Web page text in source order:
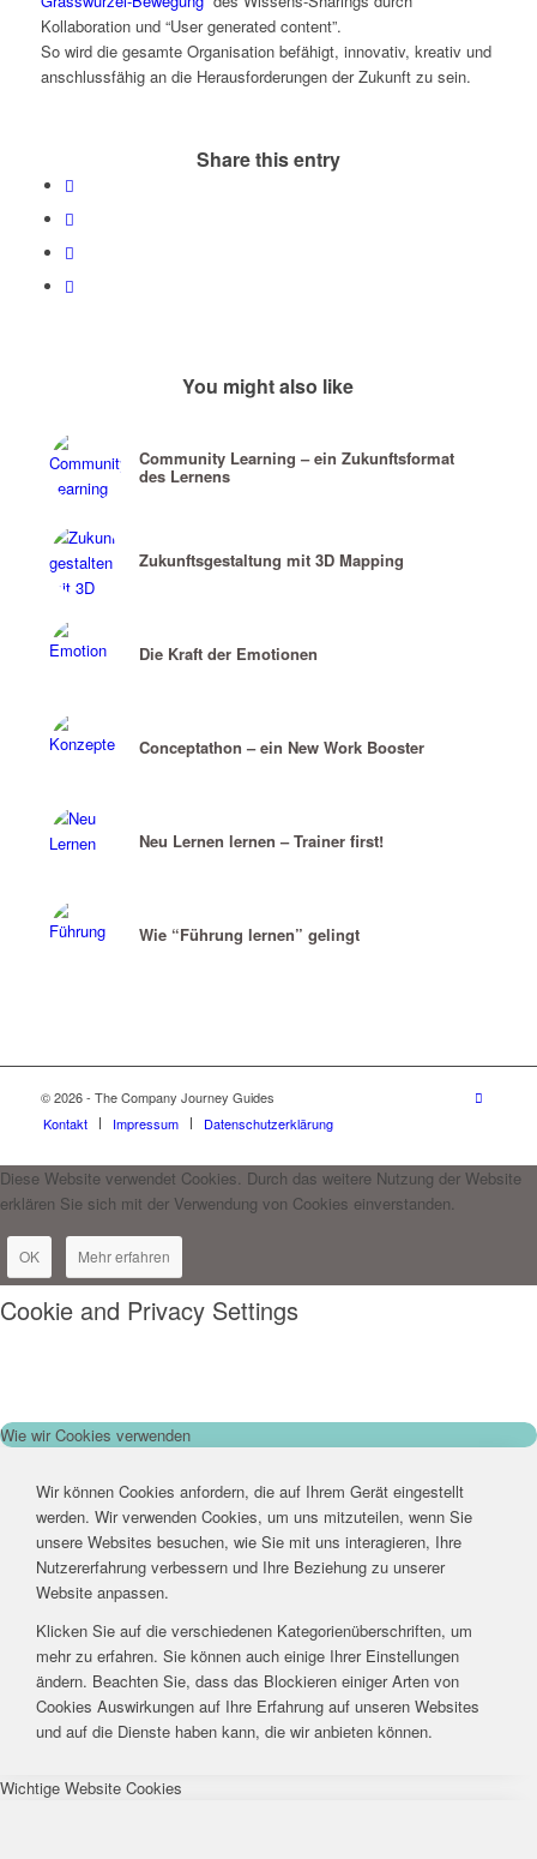
Kollaboration und “User generated content”.
So wird die gesamte Organisation befähigt, innovativ, kreativ und
anschlussfähig an die Herausforderungen der Zukunft zu sein.
Share this entry
You might also like
Community Learning – ein Zukunftsformat
des Lernens
Zukunftsgestaltung mit 3D Mapping
Die Kraft der Emotionen
Conceptathon – ein New Work Booster
Neu Lernen lernen – Trainer first!
Wie “Führung lernen” gelingt
© 2026 - The Company Journey Guides
Kontakt
Impressum Datenschutzerklärung
Diese Website verwendet Cookies. Durch das weitere Nutzung der Website
erklären Sie sich mit der Verwendung von Cookies einverstanden.
OK Mehr erfahren
Cookie and Privacy Settings
Wie wir Cookies verwenden
Wir können Cookies anfordern, die auf Ihrem Gerät eingestellt
werden. Wir verwenden Cookies, um uns mitzuteilen, wenn Sie
unsere Websites besuchen, wie Sie mit uns interagieren, Ihre
Nutzererfahrung verbessern und Ihre Beziehung zu unserer
Website anpassen.
Klicken Sie auf die verschiedenen Kategorienüberschriften, um
mehr zu erfahren. Sie können auch einige Ihrer Einstellungen
ändern. Beachten Sie, dass das Blockieren einiger Arten von
Cookies Auswirkungen auf Ihre Erfahrung auf unseren Websites
und auf die Dienste haben kann, die wir anbieten können.
Wichtige Website Cookies